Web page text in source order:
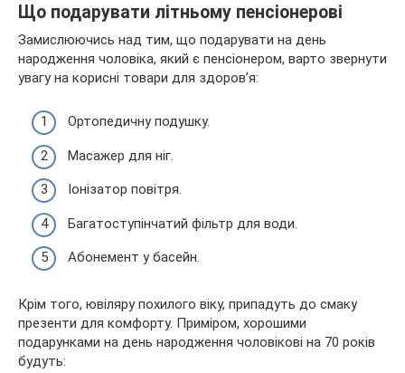
Що подарувати літньому пенсіонерові
Замислюючись над тим, що подарувати на день
народження чоловіка, який є пенсіонером, варто звернути
увагу на корисні товари для здоров’я:
Ортопедичну подушку.
Масажер для ніг.
Іонізатор повітря.
Багатоступінчатий фільтр для води.
Абонемент у басейн.
Крім того, ювіляру похилого віку, припадуть до смаку
презенти для комфорту. Приміром, хорошими
подарунками на день народження чоловікові на 70 років
будуть: